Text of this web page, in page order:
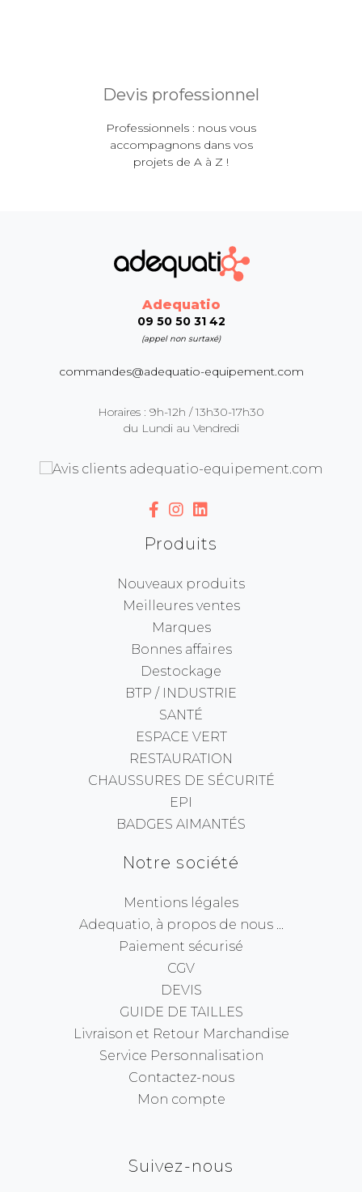
Devis professionnel
Professionnels : nous vous
accompagnons dans vos
projets de A à Z !
Adequatio
09 50 50 31 42
(appel non surtaxé)
commandes@adequatio-equipement.com
Horaires : 9h-12h / 13h30-17h30
du Lundi au Vendredi
Produits
Nouveaux produits
Meilleures ventes
Marques
Bonnes affaires
Destockage
BTP / INDUSTRIE
SANTÉ
ESPACE VERT
RESTAURATION
CHAUSSURES DE SÉCURITÉ
EPI
BADGES AIMANTÉS
Notre société
Mentions légales
Adequatio, à propos de nous ...
Paiement sécurisé
CGV
DEVIS
GUIDE DE TAILLES
Livraison et Retour Marchandise
Service Personnalisation
Contactez-nous
Mon compte
Suivez-nous